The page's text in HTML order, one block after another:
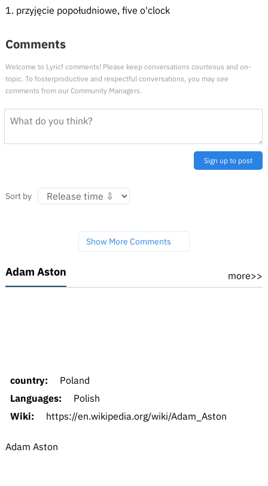
1. przyjęcie popołudniowe, five o'clock
Comments
Welcome to Lyricf comments! Please keep conversations courteous and on-
topic. To fosterproductive and respectful conversations, you may see
comments from our Community Managers.
Sign up to post
Sort by
Show More Comments
Adam Aston more>>
country:
Poland
Languages:
Polish
Wiki:
https://en.wikipedia.org/wiki/Adam_Aston
Adam Aston